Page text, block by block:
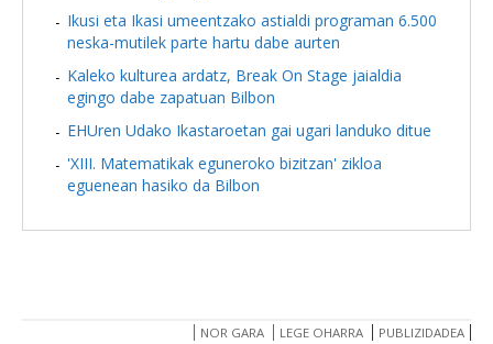
Ikusi eta Ikasi umeentzako astialdi programan 6.500
neska-mutilek parte hartu dabe aurten
Kaleko kulturea ardatz, Break On Stage jaialdia
egingo dabe zapatuan Bilbon
EHUren Udako Ikastaroetan gai ugari landuko ditue
'XIII. Matematikak eguneroko bizitzan' zikloa
eguenean hasiko da Bilbon
NOR GARA LEGE OHARRA PUBLIZIDADEA